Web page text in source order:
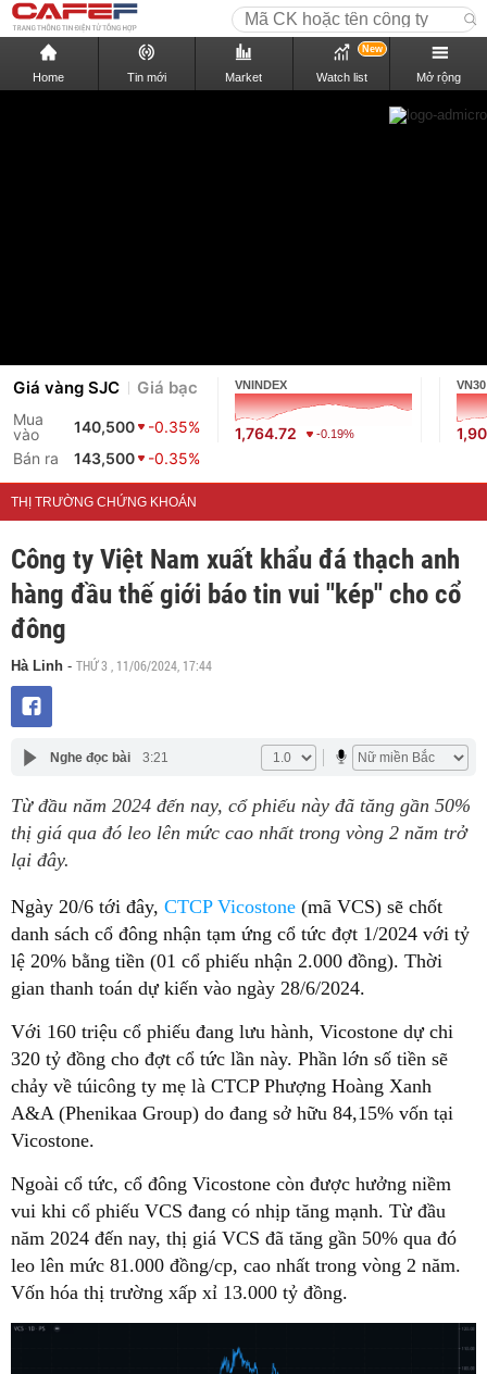
Home Tin mới Market Watch list
New
Mở rộng
Giá vàng SJC Giá bạc
Mua
vào
140,500
-0.35%
Bán ra
143,500 -0.35%
VNINDEX
1,764.72 -0.19%
VN30
THỊ TRƯỜNG CHỨNG KHOÁN
Công ty Việt Nam xuất khẩu đá thạch anh
hàng đầu thế giới báo tin vui "kép" cho cổ
đông
Hà Linh - THỨ 3 , 11/06/2024, 17:44
Nghe đọc bài 3:21
Từ đầu năm 2024 đến nay, cổ phiếu này đã tăng gần 50%
thị giá qua đó leo lên mức cao nhất trong vòng 2 năm trở
lại đây.
Ngày 20/6 tới đây, CTCP Vicostone (mã VCS) sẽ chốt
danh sách cổ đông nhận tạm ứng cổ tức đợt 1/2024 với tỷ
lệ 20% bằng tiền (01 cổ phiếu nhận 2.000 đồng). Thời
gian thanh toán dự kiến vào ngày 28/6/2024.
Với 160 triệu cổ phiếu đang lưu hành, Vicostone dự chi
320 tỷ đồng cho đợt cổ tức lần này. Phần lớn số tiền sẽ
chảy về túicông ty mẹ là CTCP Phượng Hoàng Xanh
A&A (Phenikaa Group) do đang sở hữu 84,15% vốn tại
Vicostone.
Ngoài cổ tức, cổ đông Vicostone còn được hưởng niềm
vui khi cổ phiếu VCS đang có nhịp tăng mạnh. Từ đầu
năm 2024 đến nay, thị giá VCS đã tăng gần 50% qua đó
leo lên mức 81.000 đồng/cp, cao nhất trong vòng 2 năm.
Vốn hóa thị trường xấp xỉ 13.000 tỷ đồng.